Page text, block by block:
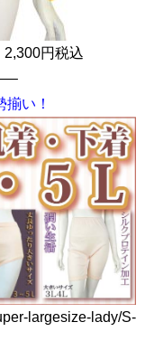
円税込
い！
largesize-lady/S-